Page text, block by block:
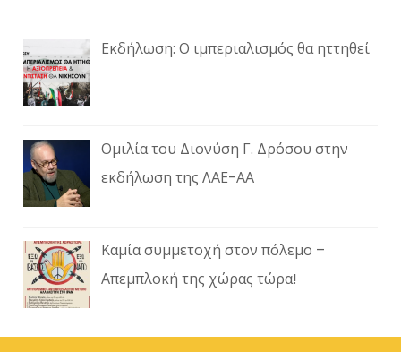
Εκδήλωση: Ο ιμπεριαλισμός θα ηττηθεί
Ομιλία του Διονύση Γ. Δρόσου στην
εκδήλωση της ΛΑΕ-ΑΑ
Καμία συμμετοχή στον πόλεμο –
Απεμπλοκή της χώρας τώρα!